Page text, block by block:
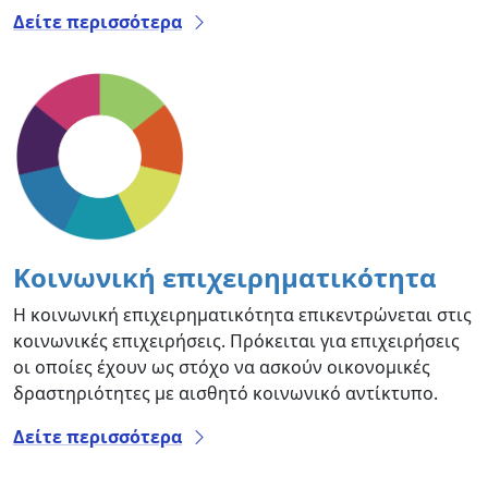
Δείτε περισσότερα
Κοινωνική επιχειρηματικότητα
Η κοινωνική επιχειρηματικότητα επικεντρώνεται στις
κοινωνικές επιχειρήσεις. Πρόκειται για επιχειρήσεις
οι οποίες έχουν ως στόχο να ασκούν οικονομικές
δραστηριότητες με αισθητό κοινωνικό αντίκτυπο.
Δείτε περισσότερα